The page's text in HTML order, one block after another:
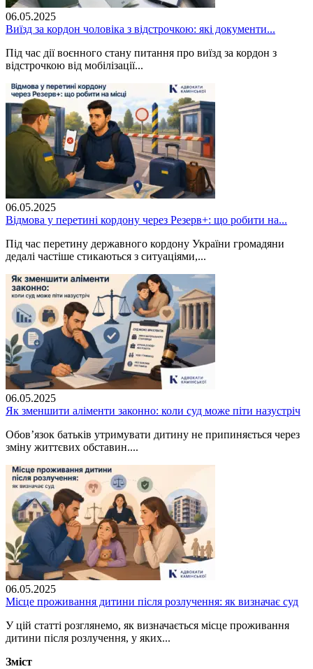
06.05.2025
Виїзд за кордон чоловіка з відстрочкою: які документи...
Під час дії воєнного стану питання про виїзд за кордон з
відстрочкою від мобілізації...
06.05.2025
Відмова у перетині кордону через Резерв+: що робити на...
Під час перетину державного кордону України громадяни
дедалі частіше стикаються з ситуаціями,...
06.05.2025
Як зменшити аліменти законно: коли суд може піти назустріч
Обов’язок батьків утримувати дитину не припиняється через
зміну життєвих обставин....
06.05.2025
Місце проживання дитини після розлучення: як визначає суд
У цій статті розглянемо, як визначається місце проживання
дитини після розлучення, у яких...
Зміст